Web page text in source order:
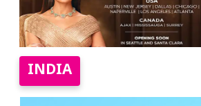
INDIA